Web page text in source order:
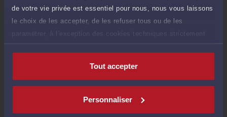
de votre vie privée est essentiel pour nous, nous vous laissons
le choix de les accepter, de les refuser tous ou de les
paramétrer, à l’exception des cookies techniques strictement
nécessaires au fonctionnement du site.
Tout accepter
Personnaliser
Compétences
Fusions et acquisitions